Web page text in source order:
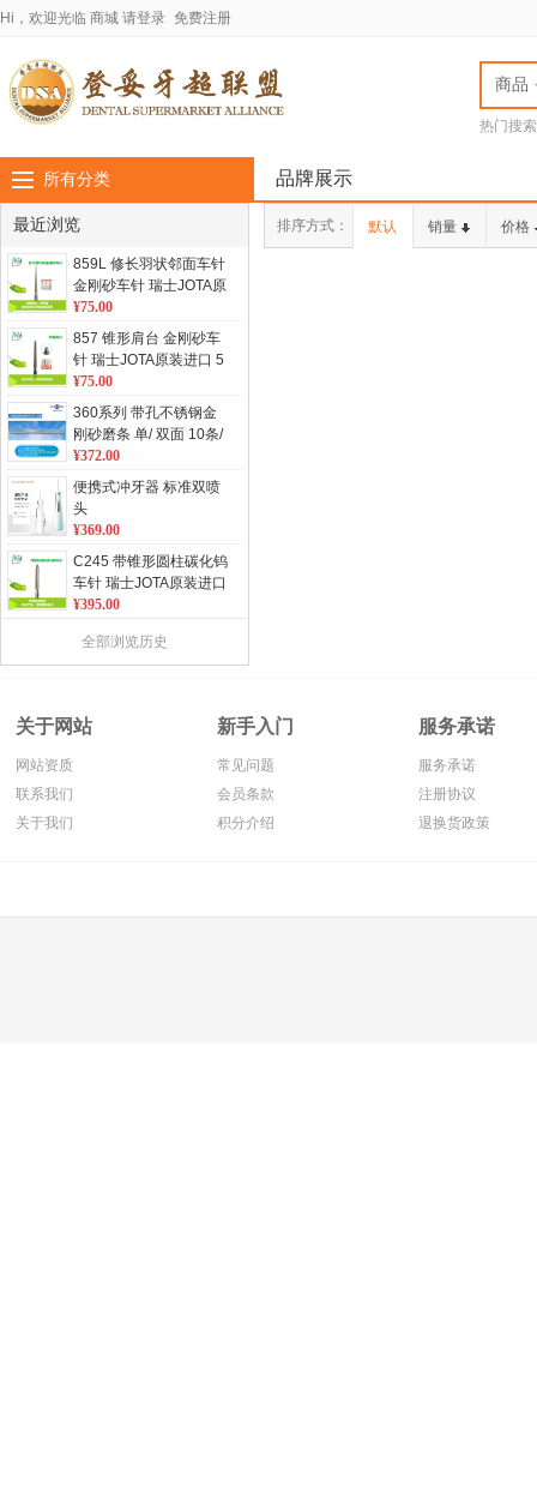
Hi，欢迎光临 商城 请登录 免费注册
商品
热门搜
所有分类 品牌展示
最近浏览
859L 修长羽状邻面车针
金刚砂车针 瑞士JOTA原
装进口 5支/板 单位：板
¥75.00
857 锥形肩台 金刚砂车
针 瑞士JOTA原装进口 5
支/板 单位：板
¥75.00
360系列 带孔不锈钢金
刚砂磨条 单/ 双面 10条/
包
¥372.00
便携式冲牙器 标准双喷
头
¥369.00
C245 带锥形圆柱碳化钨
车针 瑞士JOTA原装进口
5支/板 单位：板
¥395.00
277 微粒长颈 金刚砂球
JOTA原装进口 2支/板 单
砂车针 瑞士JOTA原装进
全部浏览历史
排序方式： 默认 销量 价格
关于网站
网站资质
联系我们
关于我们
新手入门
常见问题
会员条款
积分介绍
服务承诺
服务承诺
注册协议
退换货政策